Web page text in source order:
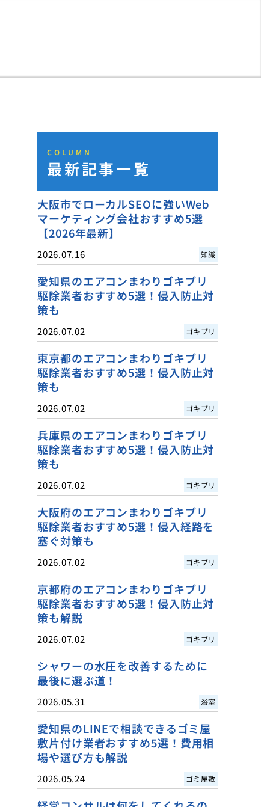
COLUMN
最新記事一覧
大阪市でローカルSEOに強いWeb
マーケティング会社おすすめ5選
【2026年最新】
2026.07.16 知識
愛知県のエアコンまわりゴキブリ
駆除業者おすすめ5選！侵入防止対
策も
2026.07.02 ゴキブリ
東京都のエアコンまわりゴキブリ
駆除業者おすすめ5選！侵入防止対
策も
2026.07.02 ゴキブリ
兵庫県のエアコンまわりゴキブリ
駆除業者おすすめ5選！侵入防止対
策も
2026.07.02 ゴキブリ
大阪府のエアコンまわりゴキブリ
駆除業者おすすめ5選！侵入経路を
塞ぐ対策も
2026.07.02 ゴキブリ
京都府のエアコンまわりゴキブリ
駆除業者おすすめ5選！侵入防止対
策も解説
2026.07.02 ゴキブリ
シャワーの水圧を改善するために
最後に選ぶ道！
2026.05.31 浴室
愛知県のLINEで相談できるゴミ屋
敷片付け業者おすすめ5選！費用相
場や選び方も解説
2026.05.24 ゴミ屋敷